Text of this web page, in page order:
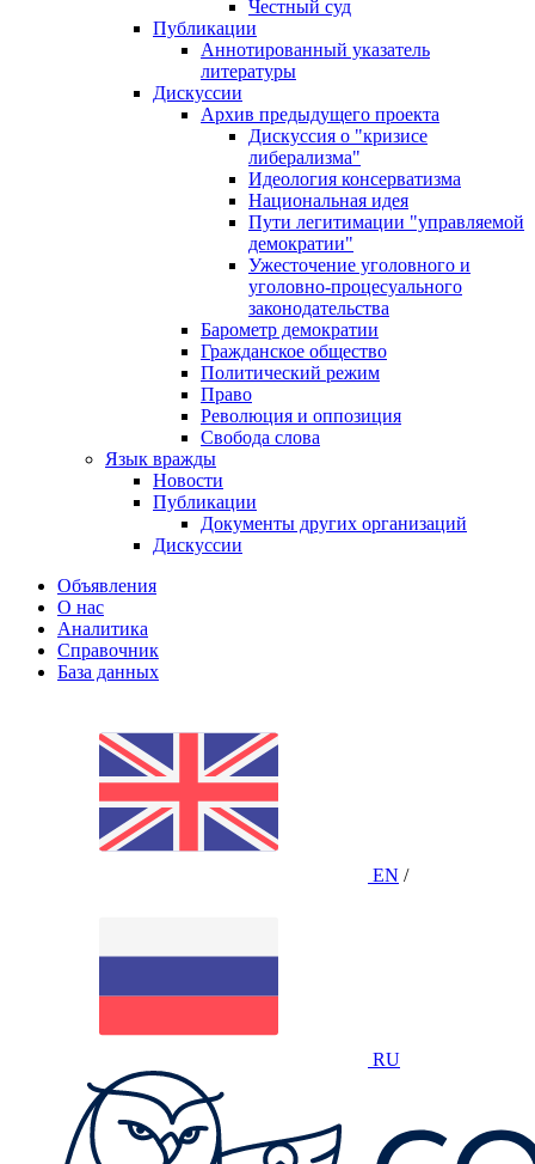
Честный суд
Публикации
Аннотированный указатель
литературы
Дискуссии
Архив предыдущего проекта
Дискуссия о "кризисе
либерализма"
Идеология консерватизма
Национальная идея
Пути легитимации "управляемой
демократии"
Ужесточение уголовного и
уголовно-процесуального
законодательства
Барометр демократии
Гражданское общество
Политический режим
Право
Революция и оппозиция
Свобода слова
Язык вражды
Новости
Публикации
Документы других организаций
Дискуссии
Объявления
О нас
Аналитика
Справочник
База данных
EN /
RU